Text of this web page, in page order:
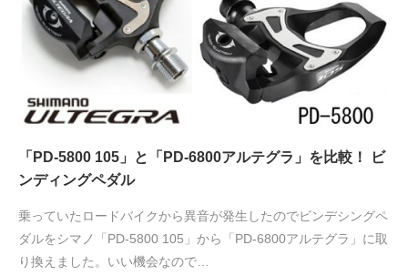
「PD-5800 105」と「PD-6800アルテグラ」を比較！ ビ
ンディングペダル
乗っていたロードバイクから異音が発生したのでビンデシングペ
ダルをシマノ「PD-5800 105」から「PD-6800アルテグラ」に取
り換えました。いい機会なので…